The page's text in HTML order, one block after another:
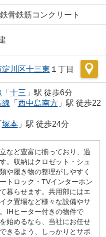
骨鉄筋コンクリート
川区十三東 １丁目
「 十三 」駅 徒歩6分
線 「 西中島南方」駅 徒歩22
塚本」駅 徒歩24分
など豊富に揃っており、過
。収納はクロゼット・シュ
や履き物の整理がしやすく
トロック・TVインターホン
暮らせます。共用部にはエ
ク置場など様々な設備やサ
IHヒーター付きの物件で
始めるなら、当社にお任せ
きるよう、しっかりとサポ